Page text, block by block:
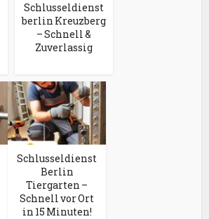
Schlusseldienst
berlin Kreuzberg
– Schnell &
Zuverlassig
Schlusseldienst
Berlin
Tiergarten –
Schnell vor Ort
in 15 Minuten!